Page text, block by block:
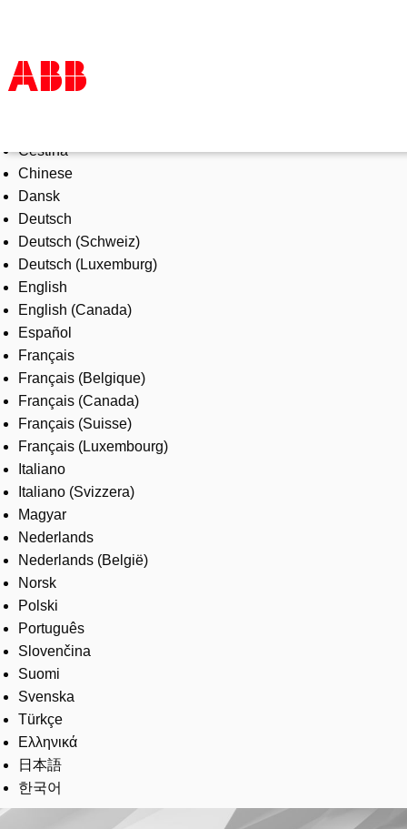
Products & Solutions
Industries
Services
About us
Where to buy
Contact us
Careers
Čeština
Chinese
Dansk
Deutsch
Deutsch (Schweiz)
Deutsch (Luxemburg)
English
English (Canada)
Español
Français
Français (Belgique)
Français (Canada)
Français (Suisse)
Français (Luxembourg)
Italiano
Italiano (Svizzera)
Magyar
Nederlands
Nederlands (België)
Norsk
Polski
Português
Slovenčina
Suomi
Svenska
Türkçe
Ελληνικά
日本語
한국어